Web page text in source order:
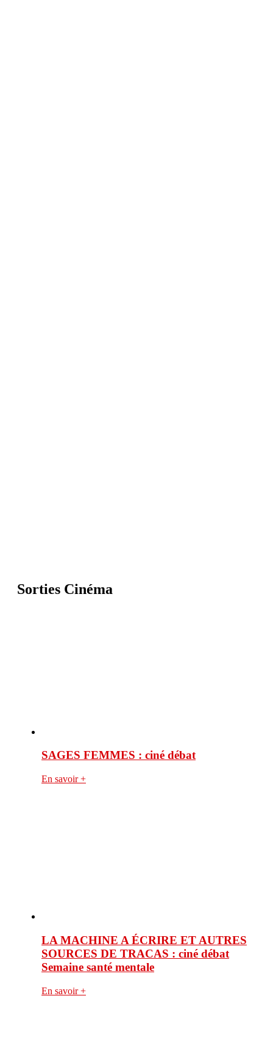
Sorties Cinéma
SAGES FEMMES : ciné débat
En savoir +
LA MACHINE A ÉCRIRE ET AUTRES
SOURCES DE TRACAS : ciné débat
Semaine santé mentale
En savoir +